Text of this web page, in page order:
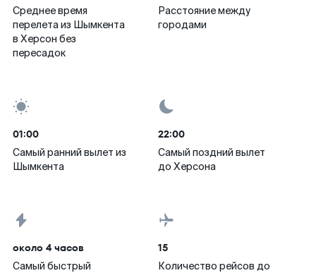
Среднее время
перелета из Шымкента
в Херсон без
пересадок
Расстояние между
городами
01:00
Самый ранний вылет из
Шымкента
22:00
Самый поздний вылет
до Херсона
около 4 часов
Самый быстрый
15
Количество рейсов до